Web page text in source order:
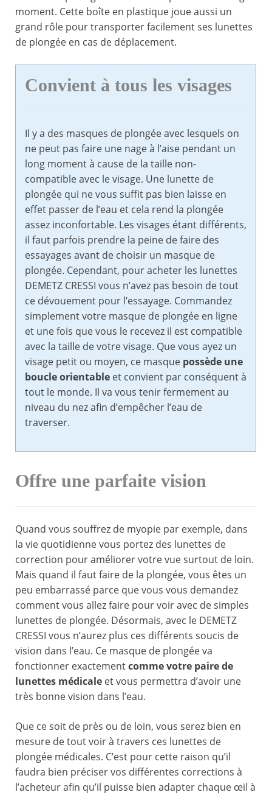
moment. Cette boîte en plastique joue aussi un
grand rôle pour transporter facilement ses lunettes
de plongée en cas de déplacement.
Convient à tous les visages
Il y a des masques de plongée avec lesquels on
ne peut pas faire une nage à l’aise pendant un
long moment à cause de la taille non-
compatible avec le visage. Une lunette de
plongée qui ne vous suffit pas bien laisse en
effet passer de l’eau et cela rend la plongée
assez inconfortable. Les visages étant différents,
il faut parfois prendre la peine de faire des
essayages avant de choisir un masque de
plongée. Cependant, pour acheter les lunettes
DEMETZ CRESSI vous n’avez pas besoin de tout
ce dévouement pour l’essayage. Commandez
simplement votre masque de plongée en ligne
et une fois que vous le recevez il est compatible
avec la taille de votre visage. Que vous ayez un
visage petit ou moyen, ce masque possède une
boucle orientable et convient par conséquent à
tout le monde. Il va vous tenir fermement au
niveau du nez afin d’empêcher l’eau de
traverser.
Offre une parfaite vision
Quand vous souffrez de myopie par exemple, dans
la vie quotidienne vous portez des lunettes de
correction pour améliorer votre vue surtout de loin.
Mais quand il faut faire de la plongée, vous êtes un
peu embarrassé parce que vous vous demandez
comment vous allez faire pour voir avec de simples
lunettes de plongée. Désormais, avec le DEMETZ
CRESSI vous n’aurez plus ces différents soucis de
vision dans l’eau. Ce masque de plongée va
fonctionner exactementcomme votre paire de
lunettes médicale et vous permettra d’avoir une
très bonne vision dans l’eau.
Que ce soit de près ou de loin, vous serez bien en
mesure de tout voir à travers ces lunettes de
plongée médicales. C’est pour cette raison qu’il
faudra bien préciser vos différentes corrections à
l’acheteur afin qu’il puisse bien adapter chaque œil à